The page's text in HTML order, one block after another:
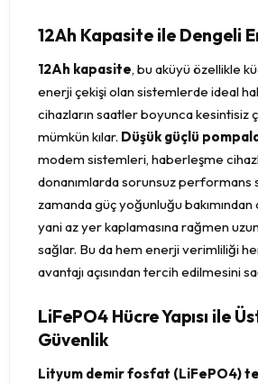
12Ah Kapasite ile Dengeli
12Ah kapasite, bu aküyü özellikle
enerji çekişi olan sistemlerde ideal
cihazların saatler boyunca kesintisiz
mümkün kılar. Düşük güçlü
modem sistemleri, haberleşme
donanımlarda sorunsuz performans
zamanda güç yoğunluğu
yani az yer kaplamasına rağmen
sağlar. Bu da hem enerji verimliliği
avantajı açısından tercih edilmesini
LiFePO4 Hücre Yapısı ile
Güvenlik
Lityum demir fosfat (LiFePO4)